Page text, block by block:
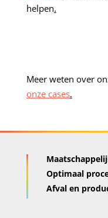
helpen.
Meer weten over
onze cases.
Optimaal
Afval en